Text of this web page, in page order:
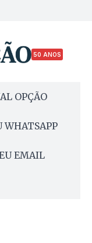
50 ANOS
OPÇÃO
WHATSAPP
EMAIL